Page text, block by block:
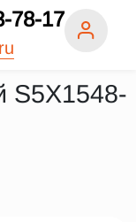
78-17
S5X1548-